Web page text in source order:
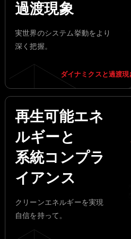
過渡現象
実世界のシステム挙動をより
深く把握。
ダイナミクスと過渡
再生可能エネ
ルギーと
系統コンプラ
イアンス
クリーンエネルギーを実現
自信を持って。